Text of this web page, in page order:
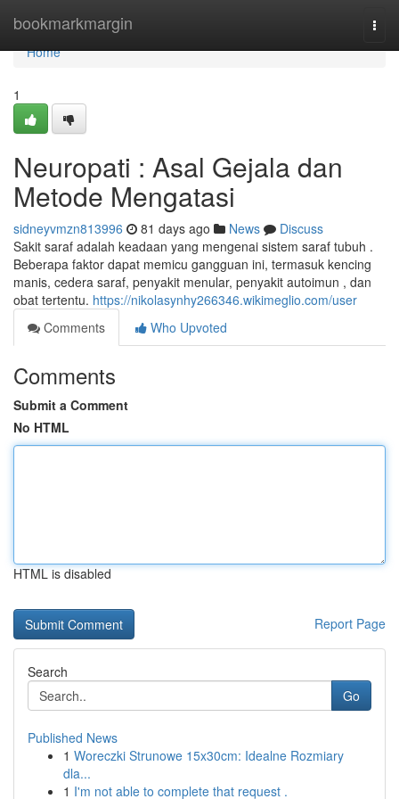
bookmarkmargin
Home
Home
1
Neuropati : Asal Gejala dan
Metode Mengatasi
sidneyvmzn813996 81 days ago News
Discuss
Sakit saraf adalah keadaan yang mengenai sistem saraf tubuh .
Beberapa faktor dapat memicu gangguan ini, termasuk kencing
manis, cedera saraf, penyakit menular, penyakit autoimun , dan
obat tertentu. https://nikolasynhy266346.wikimeglio.com/user
Comments
Who Upvoted
Comments
Submit a Comment
No HTML
HTML is disabled
Report Page
Search
Go
Published News
1 Woreczki Strunowe 15x30cm: Idealne Rozmiary
dla...
1 I'm not able to complete that request .